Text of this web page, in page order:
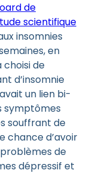
de
scientifique
insomnies
en
choisi de
d’insomnie
un lien bi-
symptômes
souffrant de
chance d’avoir
de
dépressif et